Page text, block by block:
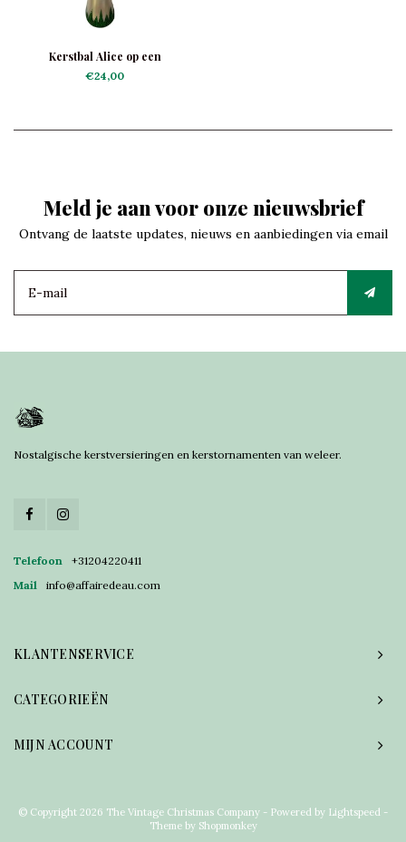
Kerstbal Alice op een
Paddenstoel
€24,00
Meld je aan voor onze nieuwsbrief
Ontvang de laatste updates, nieuws en aanbiedingen via email
Nostalgische kerstversieringen en kerstornamenten van weleer.
Telefoon
+31204220411
Mail
info@affairedeau.com
KLANTENSERVICE
CATEGORIEËN
MIJN ACCOUNT
© Copyright 2026 The Vintage Christmas Company - Powered by Lightspeed -
Theme by Shopmonkey